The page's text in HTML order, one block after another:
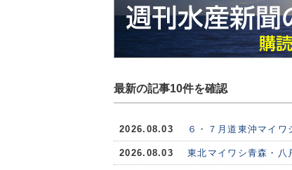
最新の記事10件を確認
2026.08.03 ６・７月道東沖マイワ
2026.08.03 東北マイワシ青森・